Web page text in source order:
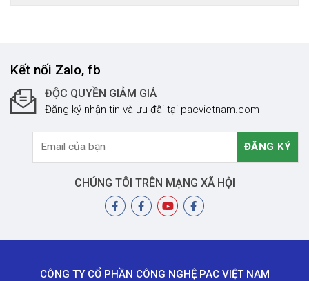
Kết nối Zalo, fb
ĐỘC QUYỀN GIẢM GIÁ
Đăng ký nhận tin và ưu đãi tại pacvietnam.com
CHÚNG TÔI TRÊN MẠNG XÃ HỘI
CÔNG TY CỔ PHẦN CÔNG NGHỆ PAC VIỆT NAM